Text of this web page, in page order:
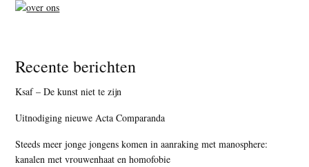
Recente berichten
Ksaf – De kunst niet te zijn
Uitnodiging nieuwe Acta Comparanda
Steeds meer jonge jongens komen in aanraking met manosphere:
kanalen met vrouwenhaat en homofobie